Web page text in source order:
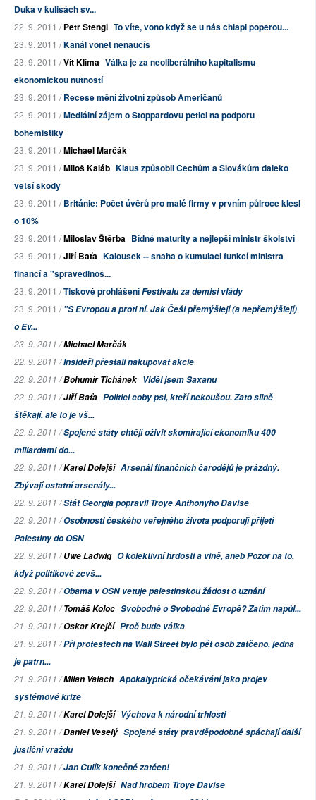
Duka v kulisách sv...
22. 9. 2011 /Petr Štengl To víte, vono když se u nás chlapi poperou...
23. 9. 2011 /Kanál vonět nenaučíš
23. 9. 2011 /Vít Klíma Válka je za neoliberálního kapitalismu
ekonomickou nutností
23. 9. 2011 /Recese mění životní způsob Američanů
22. 9. 2011 /Mediální zájem o Stoppardovu petici na podporu
bohemistiky
23. 9. 2011 /Michael Marčák
23. 9. 2011 /Miloš Kaláb Klaus způsobil Čechům a Slovákům daleko
větší škody
23. 9. 2011 /Británie: Počet úvěrů pro malé firmy v prvním půlroce klesl
o 10%
23. 9. 2011 /Miloslav Štěrba Bídné maturity a nejlepší ministr školství
23. 9. 2011 /Jiří Baťa Kalousek -- snaha o kumulaci funkcí ministra
financí a "spravedlnos...
23. 9. 2011 /Tiskové prohlášeníFestivalu za demisi vlády
23. 9. 2011 /"S Evropou a proti ní. Jak Češi přemýšlejí (a nepřemýšlejí)
o Ev...
23. 9. 2011 /Michael Marčák
22. 9. 2011 /Insideři přestali nakupovat akcie
22. 9. 2011 /Bohumír Tichánek Viděl jsem Saxanu
22. 9. 2011 /Jiří Baťa Politici coby psi, kteří nekoušou. Zato silně
štěkají, ale to je vš...
22. 9. 2011 /Spojené státy chtějí oživit skomírající ekonomiku 400
miliardami do...
22. 9. 2011 /Karel Dolejší Arsenál finančních čarodějů je prázdný.
Zbývají ostatní arsenály...
22. 9. 2011 /Stát Georgia popravil Troye Anthonyho Davise
22. 9. 2011 /Osobnosti českého veřejného života podporují přijetí
Palestiny do OSN
22. 9. 2011 /Uwe Ladwig O kolektivní hrdosti a vině, aneb Pozor na to,
když politikové zevš...
22. 9. 2011 /Obama v OSN vetuje palestinskou žádost o uznání
22. 9. 2011 /Tomáš Koloc Svobodně o Svobodné Evropě? Zatím napůl...
21. 9. 2011 /Oskar Krejčí Proč bude válka
21. 9. 2011 /Při protestech na Wall Street bylo pět osob zatčeno, jedna
je patrn...
21. 9. 2011 /Milan Valach Apokalyptická očekávání jako projev
systémové krize
21. 9. 2011 /Karel Dolejší Výchova k národní trhlosti
21. 9. 2011 /Daniel Veselý Spojené státy pravděpodobně spáchají další
justiční vraždu
21. 9. 2011 /Jan Čulík konečně zatčen!
21. 9. 2011 /Karel Dolejší Nad hrobem Troye Davise